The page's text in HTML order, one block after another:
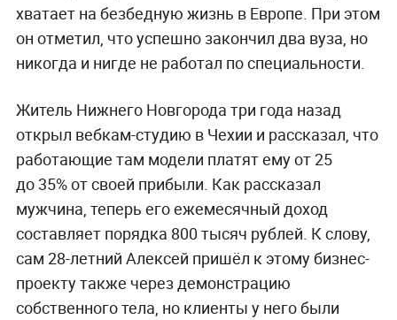
хватает на безбедную жизнь в Европе. При этом
он отметил, что успешно закончил два вуза, но
никогда и нигде не работал по специальности.
Житель Нижнего Новгорода три года назад
открыл вебкам-студию в Чехии и рассказал, что
работающие там модели платят ему от 25
до 35% от своей прибыли. Как рассказал
мужчина, теперь его ежемесячный доход
составляет порядка 800 тысяч рублей. К слову,
сам 28-летний Алексей пришёл к этому бизнес-
проекту также через демонстрацию
собственного тела, но клиенты у него были